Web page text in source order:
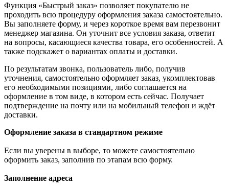
Функция «Быстрый заказ» позволяет покупателю не
проходить всю процедуру оформления заказа самостоятельно.
Вы заполняете форму, и через короткое время вам перезвонит
менеджер магазина. Он уточнит все условия заказа, ответит
на вопросы, касающиеся качества товара, его особенностей. А
также подскажет о вариантах оплаты и доставки.
По результатам звонка, пользователь либо, получив
уточнения, самостоятельно оформляет заказ, укомплектовав
его необходимыми позициями, либо соглашается на
оформление в том виде, в котором есть сейчас. Получает
подтверждение на почту или на мобильный телефон и ждёт
доставки.
Оформление заказа в стандартном режиме
Если вы уверены в выборе, то можете самостоятельно
оформить заказ, заполнив по этапам всю форму.
Заполнение адреса